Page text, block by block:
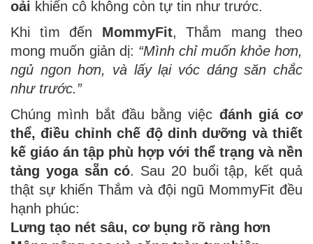
oải khiến cô không còn tự tin như trước.
Khi tìm đến MommyFit, Thắm mang theo
mong muốn giản dị: “Mình chỉ muốn khỏe hơn,
ngủ ngon hơn, và lấy lại vóc dáng săn chắc
như trước.”
Chúng mình bắt đầu bằng việc đánh giá cơ
thể, điều chỉnh chế độ dinh dưỡng và thiết
kế giáo án tập phù hợp với thể trạng và nền
tảng yoga sẵn có. Sau 20 buổi tập, kết quả
thật sự khiến Thắm và đội ngũ MommyFit đều
hạnh phúc:
Lưng tạo nét sâu, cơ bụng rõ ràng hơn